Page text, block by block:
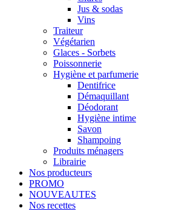
Jus & sodas
Vins
Traiteur
Végétarien
Glaces - Sorbets
Poissonnerie
Hygiène et parfumerie
Dentifrice
Démaquillant
Déodorant
Hygiène intime
Savon
Shampoing
Produits ménagers
Librairie
Nos producteurs
PROMO
NOUVEAUTES
Nos recettes